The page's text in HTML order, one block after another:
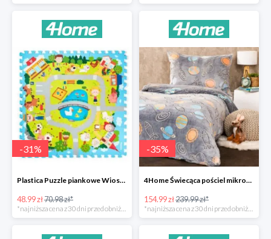
-31%
Plastica Puzzle piankowe Wioska -31%
48.99 zł70.98 zł*
-35%
4Home Świecąca pościel mikroflanela Planetarium -35%
154.99 zł239.99 zł*